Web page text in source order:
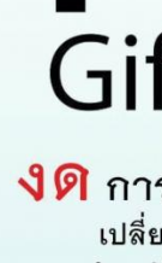
บัติงานเก็บขนขยะ